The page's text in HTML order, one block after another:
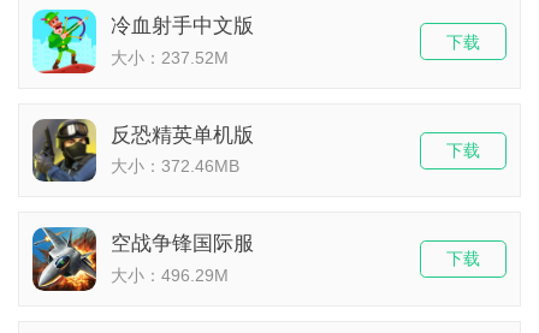
冷血射手中文版
大小：237.52M
下载
反恐精英单机版
大小：372.46MB
下载
空战争锋国际服
大小：496.29M
下载